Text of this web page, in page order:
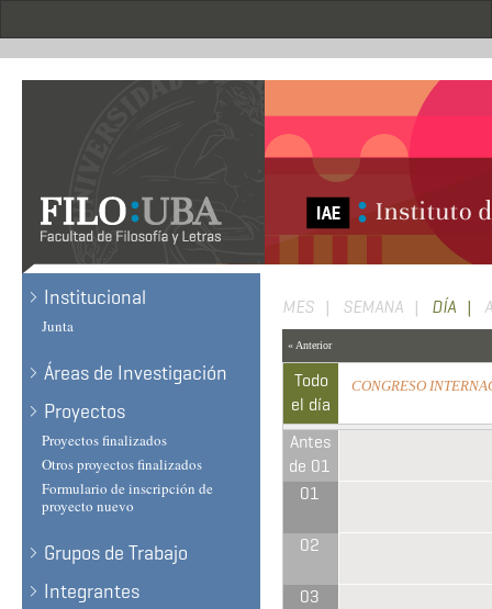
Institucional
Junta
Áreas de Investigación
Proyectos
Proyectos finalizados
Otros proyectos finalizados
Formulario de inscripción de
proyecto nuevo
Grupos de Trabajo
Integrantes
Primary
tabs
MES SEMANA DÍA
TAB)
« Anterior
Todo
el día
CONGRESO
Antes
de 01
01
02
03